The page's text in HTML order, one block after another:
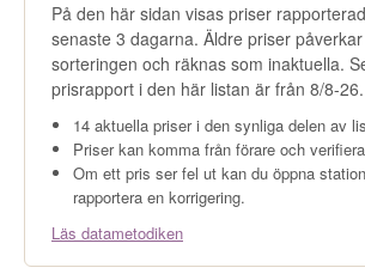
På den här sidan visas priser
senaste 3 dagarna. Äldre priser
sorteringen och räknas som inaktuella.
prisrapport i den här listan är från 8/8-26.
14 aktuella priser i den synliga delen av
Priser kan komma från förare och
Om ett pris ser fel ut kan du öppna
rapportera en korrigering.
Läs datametodiken